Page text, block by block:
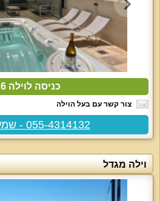
כניסה לוילה H26
צור קשר עם בעל הוילה
055-4314132 - שמעון / סיגל
וילה מגדל